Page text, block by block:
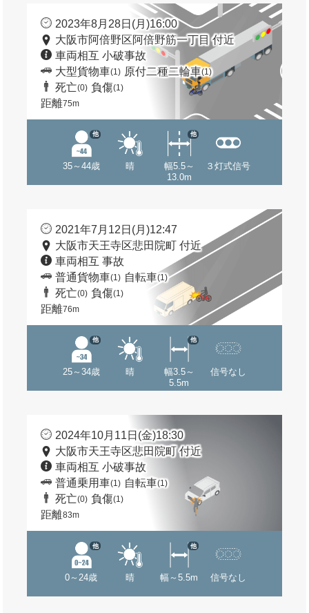
2023年8月28日(月)16:00
大阪市阿倍野区阿倍野筋一丁目 付近
車両相互 小破事故
大型貨物車(1) 原付二種二輪車(1)
死亡(0) 負傷(1)
距離75m
35～44歳
他
晴
幅5.5～
13.0m
他
３灯式信号
2021年7月12日(月)12:47
大阪市天王寺区悲田院町 付近
車両相互 事故
普通貨物車(1) 自転車(1)
死亡(0) 負傷(1)
距離76m
25～34歳
他
晴
幅3.5～
5.5m
他
信号なし
2024年10月11日(金)18:30
大阪市天王寺区悲田院町 付近
車両相互 小破事故
普通乗用車(1) 自転車(1)
死亡(0) 負傷(1)
距離83m
0～24歳
他
晴 幅～5.5m
他
信号なし